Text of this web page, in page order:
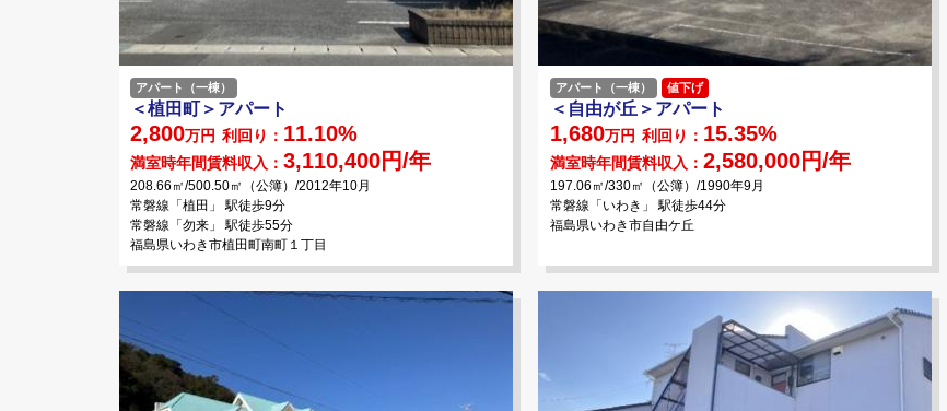
アパート（一棟）
＜植田町＞アパート
2,800万円 利回り： 11.10%
満室時年間賃料収入：3,110,400円/年
208.66㎡/500.50㎡（公簿）/2012年10月
常磐線「植田」 駅徒歩9分
常磐線「勿来」 駅徒歩55分
福島県いわき市植田町南町１丁目
アパート（一棟） 値下げ
＜自由が丘＞アパート
1,680万円 利回り： 15.35%
満室時年間賃料収入： 2,580,000円/年
197.06㎡/330㎡（公簿）/1990年9月
常磐線「いわき」 駅徒歩44分
福島県いわき市自由ケ丘